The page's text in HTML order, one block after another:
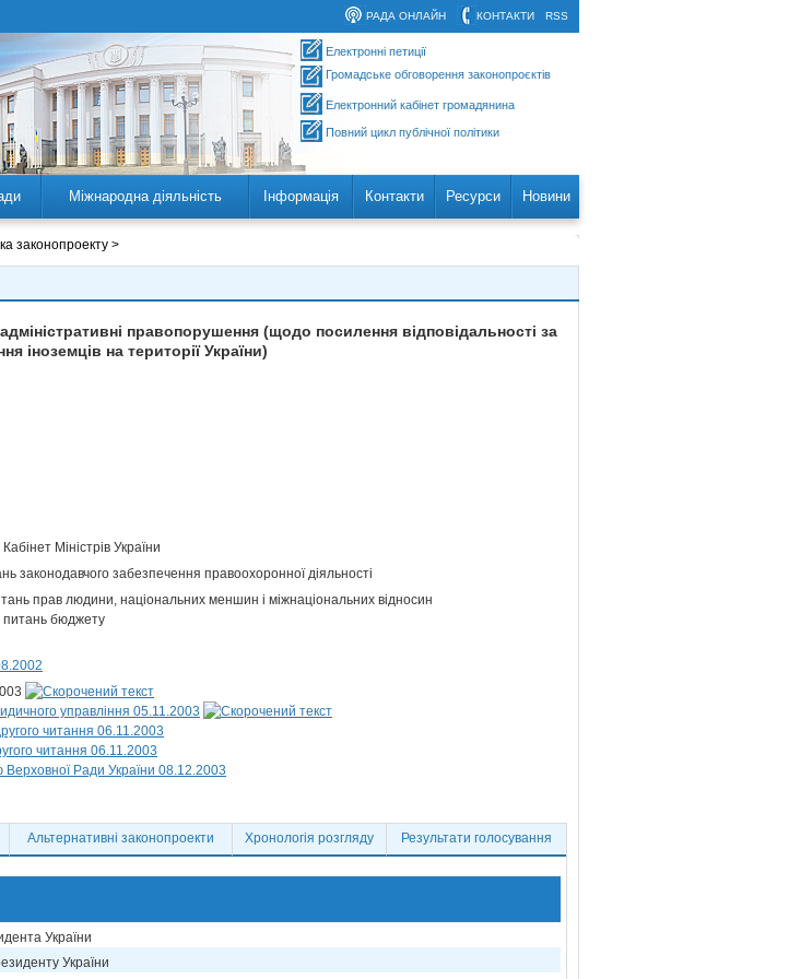
RSS
КОНТАКТИ
РАДА ОНЛАЙН
Електронні петиції
Громадське обговорення законопроєктів
Електронний кабінет громадянина
Повний цикл публічної політики
Міжнародна діяльність Інформація Контакти Ресурси Новини
законопроекту >
правопорушення (щодо посилення відповідальності за
іноземців на території України)
Міністрів України
законодавчого забезпечення правоохоронної діяльності
прав людини, національних меншин і міжнаціональних відносин
бюджету
управління 05.11.2003
читання 06.11.2003
читання 06.11.2003
Верховної Ради України 08.12.2003
Альтернативні законопроекти Хронологія розгляду Результати голосування
України
України